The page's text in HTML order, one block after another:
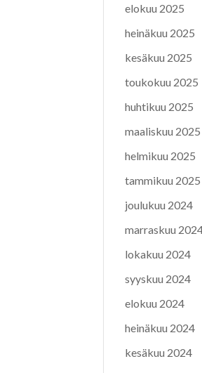
elokuu 2025
heinäkuu 2025
kesäkuu 2025
toukokuu 2025
huhtikuu 2025
maaliskuu 2025
helmikuu 2025
tammikuu 2025
joulukuu 2024
marraskuu
lokakuu 2024
syyskuu 2024
elokuu 2024
heinäkuu 2024
kesäkuu 2024